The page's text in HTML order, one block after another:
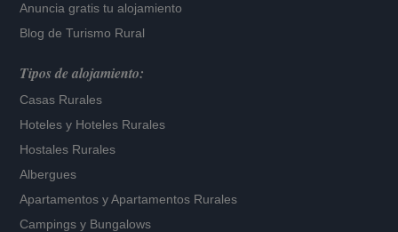
Anuncia gratis tu alojamiento
Blog de Turismo Rural
Tipos de alojamiento:
Casas Rurales
Hoteles y Hoteles Rurales
Hostales Rurales
Albergues
Apartamentos yApartamentos Rurales
Campings y Bungalows